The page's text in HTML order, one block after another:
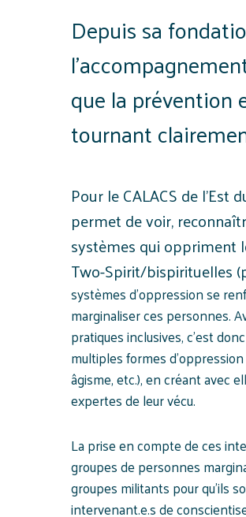
Depuis sa
que la prévention
tournant
Pour le CALACS de l’Est
permet de voir,
systèmes qui oppriment
Two-Spirit/bispirituelles
systèmes d’oppression se
marginaliser ces personnes.
pratiques inclusives, c’est
multiples formes
âgisme, etc.), en créant avec
expertes de leur vécu.
La prise en compte de ces
groupes de personnes
groupes militants pour qu’ils
intervenant.e.s de